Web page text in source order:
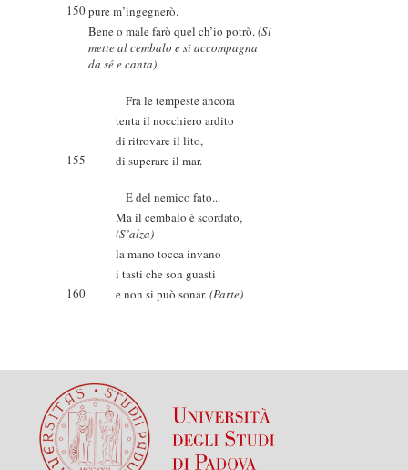
150pure m’ingegnerò.
Bene o male farò quel ch’io potrò.(Si
mette al cembalo e si accompagna
da sé e canta)
Fra le tempeste ancora
tenta il nocchiero ardito
di ritrovare il lito,
155
di superare il mar.
E del nemico fato...
Ma il cembalo è scordato,
(S’alza)
la mano tocca invano
i tasti che son guasti
160
e non si può sonar.(Parte)